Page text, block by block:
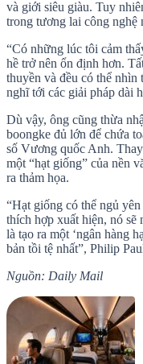
và giới siêu giàu. Tuy
trong tương lai công nghệ
“Có những lúc tôi cảm
hề trở nên ổn định hơn.
thuyền và đều có thể
nghĩ tới các giải pháp dài
Dù vậy, ông cũng thừa
boongke đủ lớn để chứa
số Vương quốc Anh.
một “hạt giống” của nền
ra thảm họa.
“Hạt giống có thể ngủ
thích hợp xuất hiện, nó
là tạo ra một ‘ngân hàng
bản tồi tệ nhất”, Philip
Nguồn: Daily Mail